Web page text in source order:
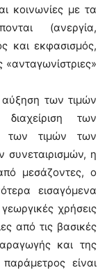
κοινωνίες με τα
(ανεργία,
και εκφασισμός,
αύξηση των τιμών
των
των τιμών των
συνεταιρισμών, η
μεσάζοντες, ο
εισαγόμενα
χρήσεις
από τις βασικές
και της
είναι